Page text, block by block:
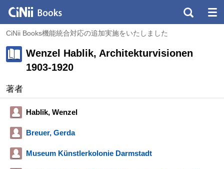
CiNii Books機能統合対応の追加実施をいたしました
Wenzel Hablik, Architekturvisionen
1903-1920
著者
Hablik, Wenzel
Breuer, Gerda
Museum Künstlerkolonie Darmstadt